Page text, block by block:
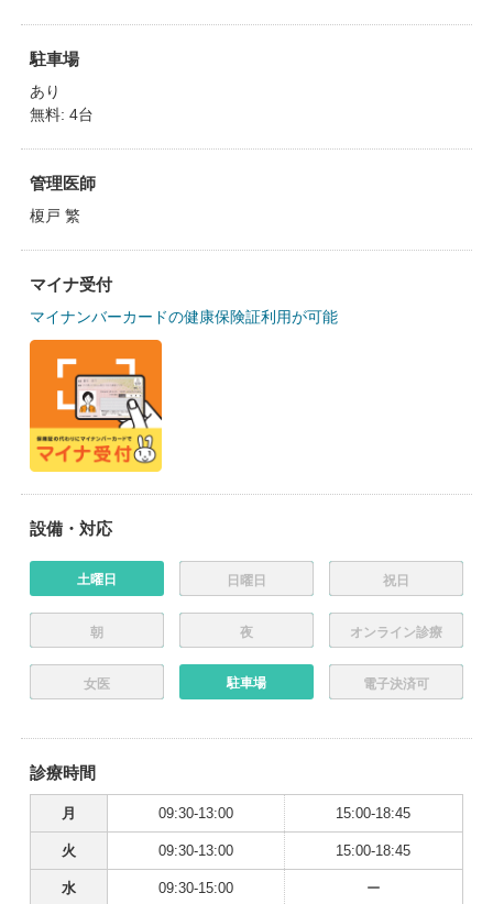
駐車場
あり
無料: 4台
管理医師
榎戸 繁
マイナ受付
マイナンバーカードの健康保険証利用が可能
設備・対応
土曜日 日曜日 祝日
朝 夜 オンライン診療
女医 駐車場 電子決済可
診療時間
月 09:30-13:00 15:00-18:45
火 09:30-13:00 15:00-18:45
水 09:30-15:00 ー